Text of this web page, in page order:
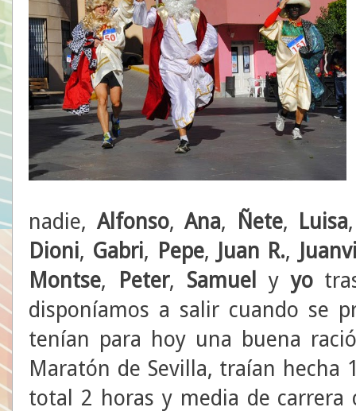
nadie, Alfonso, Ana, Ñete, Luisa
Dioni, Gabri, Pepe, Juan R.,
Montse, Peter, Samuel yyo
disponíamos a salir cuando se
tenían para hoy una buena
Maratón de Sevilla, traían hecha
total 2 horas y media de